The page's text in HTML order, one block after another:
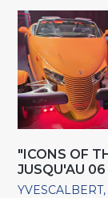
"ICONS OF
JUSQU'AU 06
YVESCALBERT